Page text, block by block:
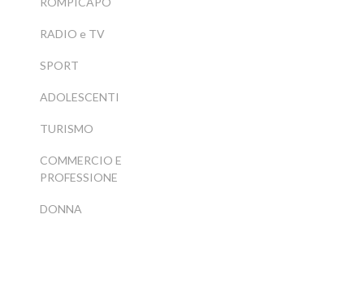
RADIO e TV
SPORT
ADOLESCENTI
TURISMO
COMMERCIO E
PROFESSIONE
DONNA